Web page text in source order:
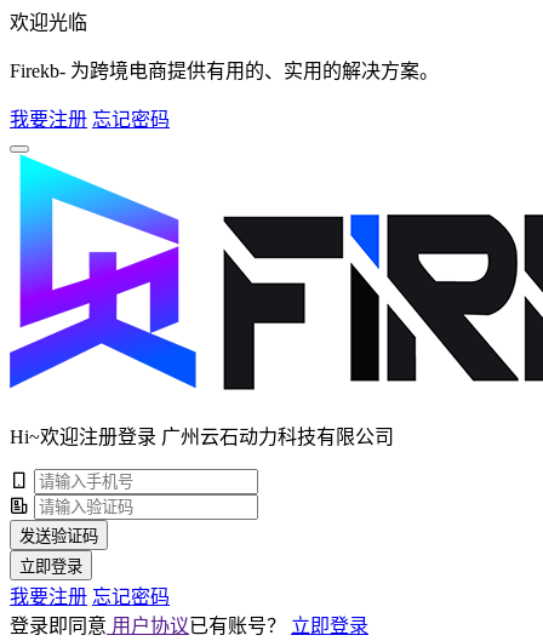
欢迎光临
Firekb- 为跨境电商提供有用的、实用的解决方案。
我要注册 忘记密码
Hi~欢迎注册登录 广州云石动力科技有限公司
发送验证码
立即登录
我要注册 忘记密码
登录即同意 用户协议已有账号？ 立即登录